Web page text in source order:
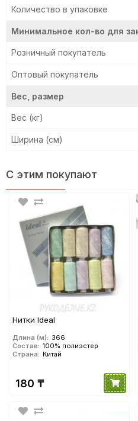
Количество в упаковке
Минимальное кол-во для
Розничный покупатель
Оптовый покупатель
Вес, размер
Вес (кг)
Ширина (см)
С этим покупают
Нитки Ideal
Длина (м): 366
Состав: 100% полиэстер
Страна: Китай
180 ₸